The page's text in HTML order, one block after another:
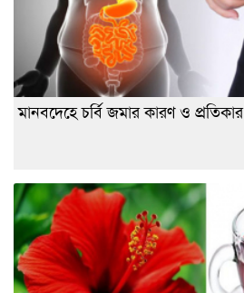
মানবদেহে চর্বি জমার কারণ ও প্রতিকার